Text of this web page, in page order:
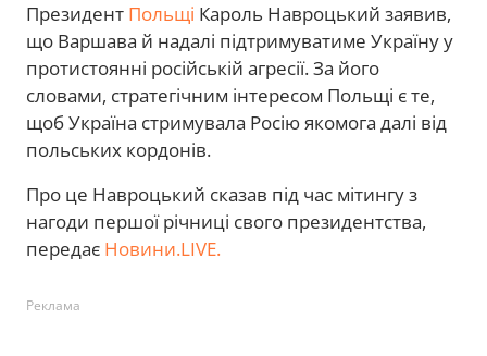
Президент Польщі Кароль Навроцький заявив,
що Варшава й надалі підтримуватиме Україну у
протистоянні російській агресії. За його
словами, стратегічним інтересом Польщі є те,
щоб Україна стримувала Росію якомога далі від
польських кордонів.
Про це Навроцький сказав під час мітингу з
нагоди першої річниці свого президентства,
передає Новини.LIVE.
Реклама